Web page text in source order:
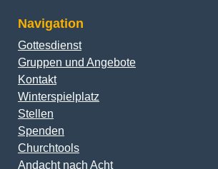
Navigation
Gottesdienst
Gruppen und Angebote
Kontakt
Winterspielplatz
Stellen
Spenden
Churchtools
Andacht nach Acht